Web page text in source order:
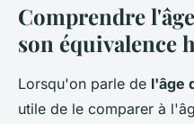
Comprendre
son équivalence
Lorsqu'on parle de l'âge
utile de le comparer à